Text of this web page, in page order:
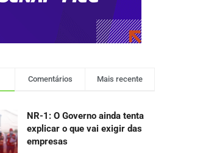
Comentários Mais recente
NR-1: O Governo ainda tenta
explicar o que vai exigir das
empresas